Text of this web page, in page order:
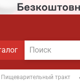
Пищеварительный тракт